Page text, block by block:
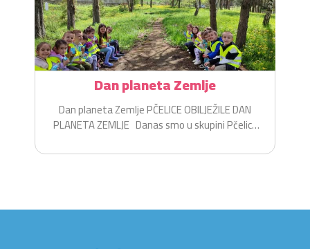
Dan planeta Zemlje
Dan planeta Zemlje PČELICE OBILJEŽILE DAN
PLANETA ZEMLJE Danas smo u skupini Pčelice